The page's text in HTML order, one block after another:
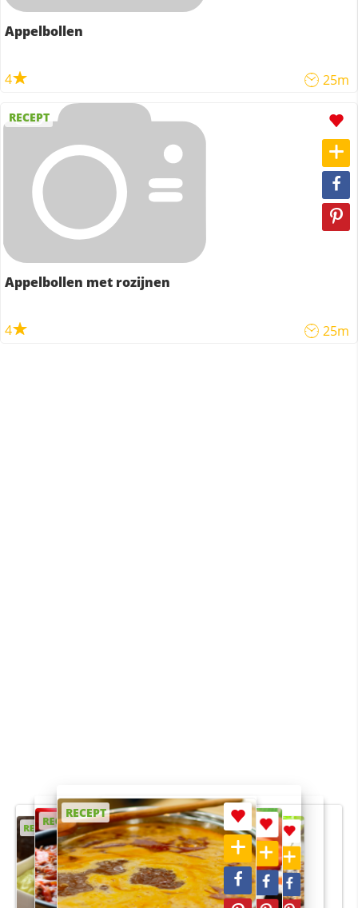
Appelbollen
4 25m
RECEPT
Appelbollen met rozijnen
4 25m
RECEPT
RECEPT
RECEPT
RECEPT
RECEPT